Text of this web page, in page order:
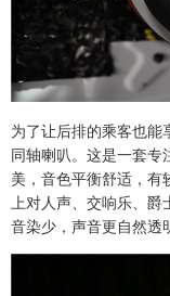
为了让后排的乘客也能
同轴喇叭。这是一套
美，音色平衡舒适，
上对人声、交响乐、
音染少，声音更自然透